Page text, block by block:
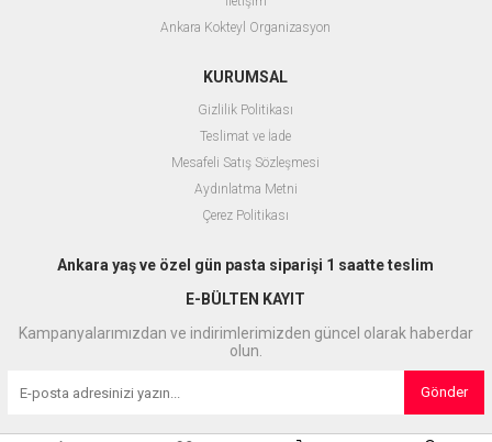
Ankara Kokteyl Organizasyon
KURUMSAL
Gizlilik Politikası
Teslimat ve İade
Mesafeli Satış Sözleşmesi
Aydınlatma Metni
Çerez Politikası
Ankara yaş ve özel gün pasta siparişi 1 saatte teslim
E-BÜLTEN KAYIT
Kampanyalarımızdan ve indirimlerimizden güncel olarak haberdar
olun.
Gönder